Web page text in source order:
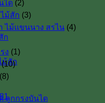
ก
ม้สัก
ลูกกรงบันได
ได (2)
ม้สัก (3)
ม้เเขนนาง สรไน (4)
ง (1)
(10)
(8)